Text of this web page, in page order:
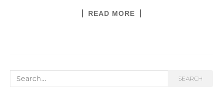
READ MORE
Search for: SEARCH